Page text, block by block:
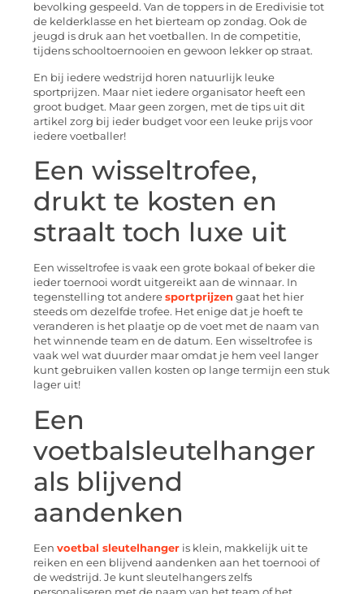
bevolking gespeeld. Van de toppers in de Eredivisie tot
de kelderklasse en het bierteam op zondag. Ook de
jeugd is druk aan het voetballen. In de competitie,
tijdens schooltoernooien en gewoon lekker op straat.
En bij iedere wedstrijd horen natuurlijk leuke
sportprijzen. Maar niet iedere organisator heeft een
groot budget. Maar geen zorgen, met de tips uit dit
artikel zorg bij ieder budget voor een leuke prijs voor
iedere voetballer!
Een wisseltrofee,
drukt te kosten en
straalt toch luxe uit
Een wisseltrofee is vaak een grote bokaal of beker die
ieder toernooi wordt uitgereikt aan de winnaar. In
tegenstelling tot andere sportprijzen gaat het hier
steeds om dezelfde trofee. Het enige dat je hoeft te
veranderen is het plaatje op de voet met de naam van
het winnende team en de datum. Een wisseltrofee is
vaak wel wat duurder maar omdat je hem veel langer
kunt gebruiken vallen kosten op lange termijn een stuk
lager uit!
Een
voetbalsleutelhanger
als blijvend
aandenken
Een voetbal sleutelhanger is klein, makkelijk uit te
reiken en een blijvend aandenken aan het toernooi of
de wedstrijd. Je kunt sleutelhangers zelfs